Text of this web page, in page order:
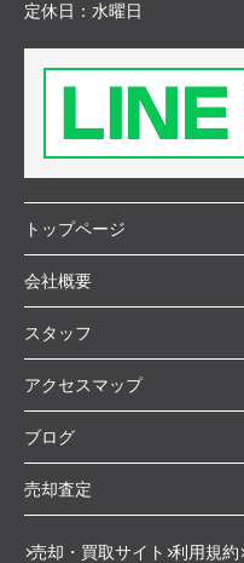
定休日： 水曜日
トップページ
会社概要
スタッフ
アクセスマップ
ブログ
売却査定
売却・買取サイト 利用規約